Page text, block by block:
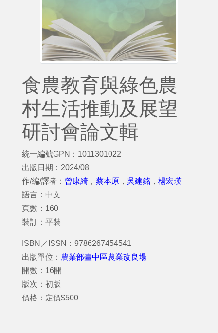
食農教育與綠色農
村生活推動及展望
研討會論文輯
統一編號GPN：1011301022
出版日期：2024/08
作/編/譯者： 曾康綺 ， 蔡本原 ， 吳建銘 ， 楊宏瑛
語言：中文
頁數：160
裝訂：平裝
ISBN／ISSN：9786267454541
出版單位： 農業部臺中區農業改良場
開數：16開
版次：初版
價格：定價$500